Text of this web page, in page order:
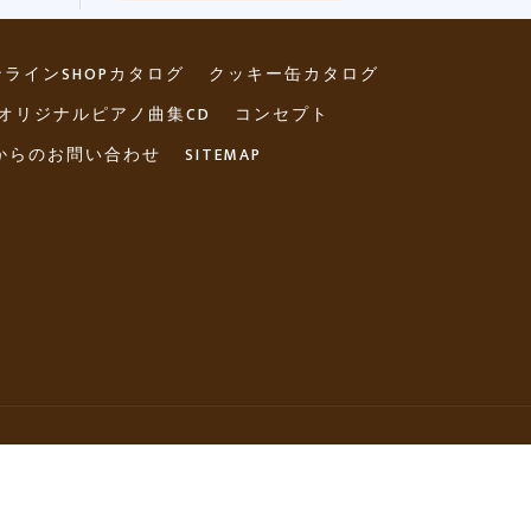
インSHOPカタログ
クッキー缶カタログ
リジナルピアノ曲集CD
コンセプト
らのお問い合わせ SITEMAP